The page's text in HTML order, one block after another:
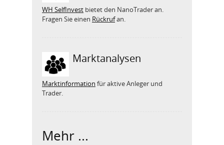
WH SelfInvest bietet den NanoTrader an.
Fragen Sie einen Rückrufan.
Marktanalysen
Marktinformation für aktive Anleger und
Trader.
Mehr ...